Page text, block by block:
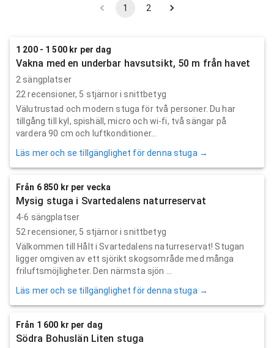
1 2
1 200 - 1 500 kr per dag
Vakna med en underbar havsutsikt, 50 m från havet
2 sängplatser
22 recensioner, 5 stjärnor i snittbetyg
Välutrustad och modern stuga för två personer. Du har
tillgång till kyl, spishäll, micro och wi-fi, två sängar på
vardera 90 cm och luftkonditioner...
Läs mer och se tillgänglighet för denna stuga →
Från 6 850 kr per vecka
Mysig stuga i Svartedalens naturreservat
4-6 sängplatser
52 recensioner, 5 stjärnor i snittbetyg
Välkommen till Hålt i Svartedalens naturreservat! Stugan
ligger omgiven av ett sjörikt skogsområde med många
friluftsmöjligheter. Den närmsta sjön ...
Läs mer och se tillgänglighet för denna stuga →
Från 1 600 kr per dag
Södra Bohuslän Liten stuga